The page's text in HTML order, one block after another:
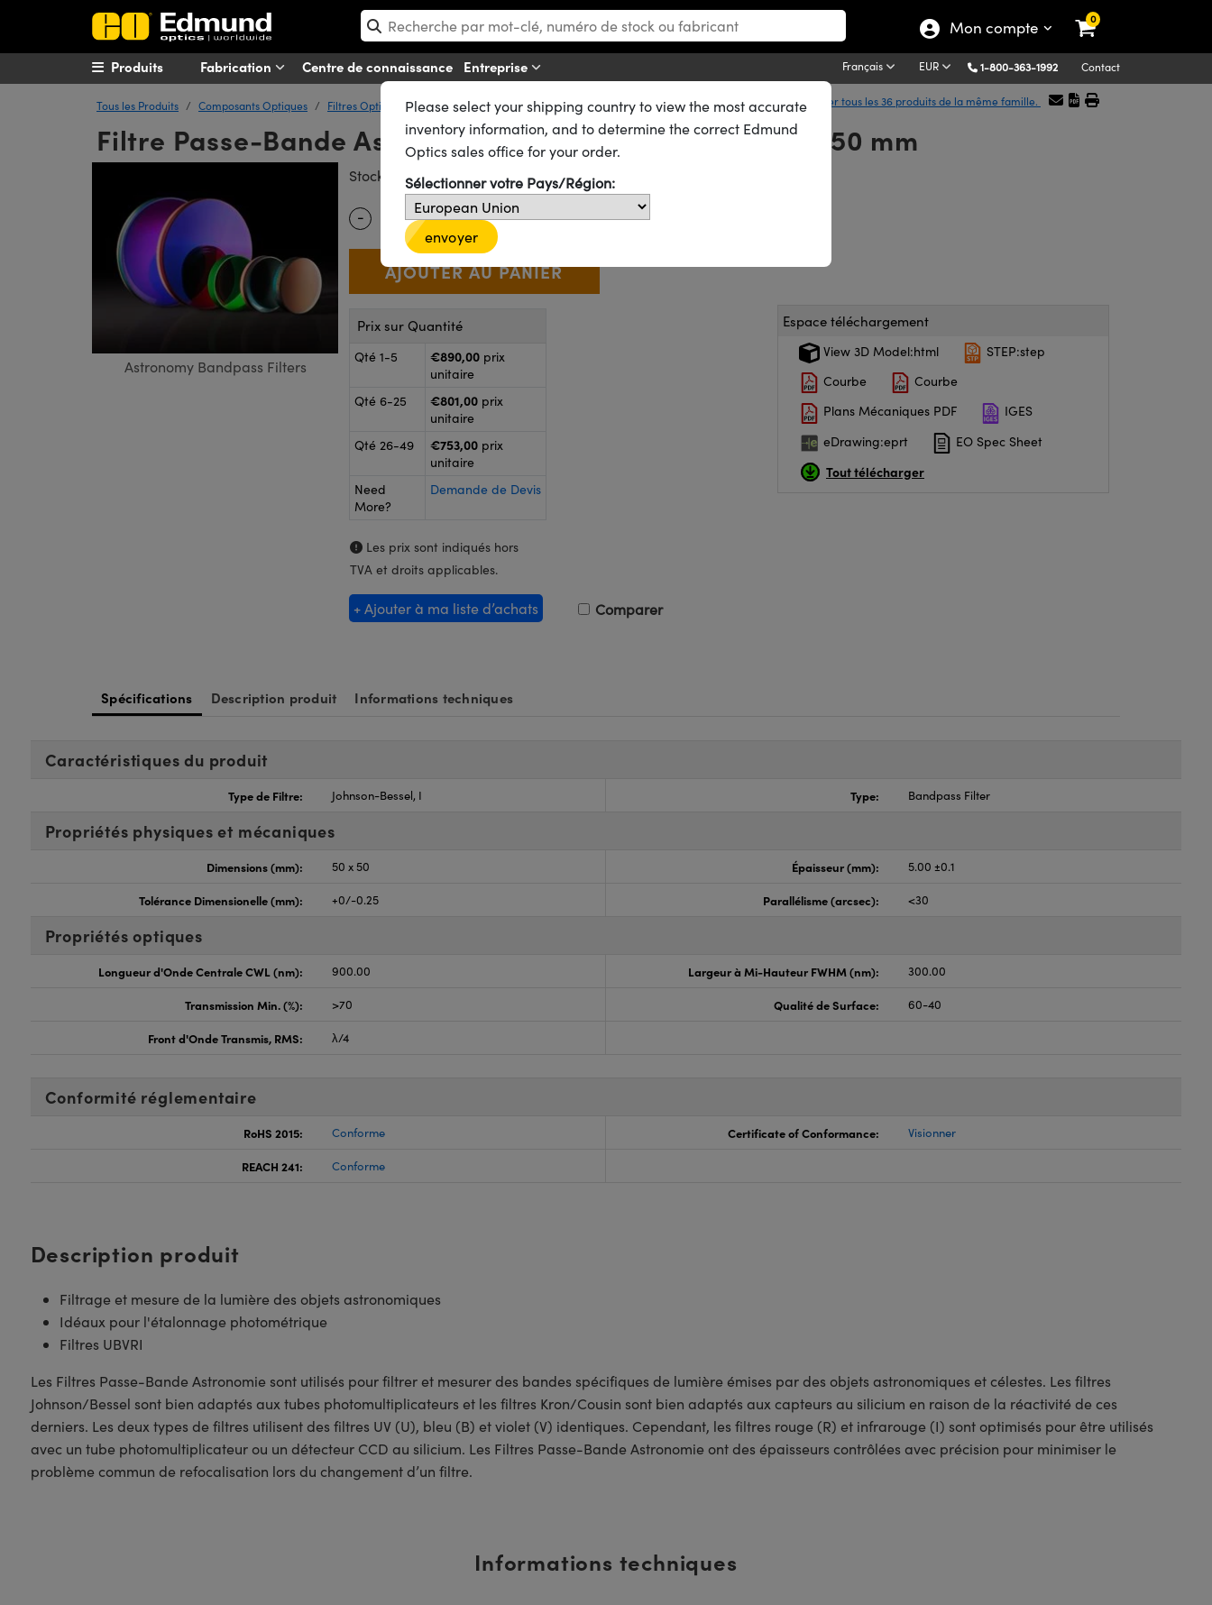
Mon compte 0
Fabrication Centre de connaissance Entreprise Français EUR 1-800-363-1992 Contact
Produits
Tous les Produits Composants Optiques Filtres Optiques Filtres Passe-Bande Filtres Passe-Bande Astronomie Afficher tous les 36 produits de la même famille.
Filtre Passe-Bande Astronomie, Johnson-Bessel, IR 50 x 50 mm
Astronomy Bandpass Filters
Stock #21-137 1 In Stock
Quantity Selector
- Use the plus and minus buttons to adjust the quantity.
+ €890
Prix sur Quantité
Qté 1-5 €890,00 prix
unitaire
Qté 6-25
€801,00 prix
unitaire
Qté 26-49
€753,00 prix
unitaire
Need
More?
Demande de Devis
Les prix sont indiqués hors
TVA et droits applicables.
+ Ajouter à ma liste d’achats Comparer
Espace téléchargement
View 3D Model:html
STEP:step
Courbe
Courbe
Plans Mécaniques PDF
IGES
eDrawing:eprt
EO Spec Sheet
Tout télécharger
Spécifications Description produit Informations techniques
Caractéristiques du produit
Type de Filtre: Johnson-Bessel, I Type: Bandpass Filter
Propriétés physiques et mécaniques
Dimensions (mm): 50 x 50 Épaisseur (mm): 5.00 ±0.1
Tolérance Dimensionelle (mm): +0/-0.25 Parallélisme (arcsec): <30
Propriétés optiques
Longueur d'Onde Centrale CWL (nm): 900.00 Largeur à Mi-Hauteur FWHM (nm): 300.00
Transmission Min. (%): >70 Qualité de Surface: 60-40
Front d'Onde Transmis, RMS: λ/4
Conformité réglementaire
RoHS 2015: Conforme Certificate of Conformance: Visionner
REACH 241: Conforme
Description produit
Filtrage et mesure de la lumière des objets astronomiques
Idéaux pour l'étalonnage photométrique
Filtres UBVRI
Les Filtres Passe-Bande Astronomie sont utilisés pour filtrer et mesurer des bandes spécifiques de lumière émises par des objets astronomiques et célestes. Les filtres
Johnson/Bessel sont bien adaptés aux tubes photomultiplicateurs et les filtres Kron/Cousin sont bien adaptés aux capteurs au silicium en raison de la réactivité de ces
derniers. Les deux types de filtres utilisent des filtres UV (U), bleu (B) et violet (V) identiques. Cependant, les filtres rouge (R) et infrarouge (I) sont optimisés pour être utilisés
avec un tube photomultiplicateur ou un détecteur CCD au silicium. Les Filtres Passe-Bande Astronomie ont des épaisseurs contrôlées avec précision pour minimiser le
problème commun de refocalisation lors du changement d’un filtre.
Informations techniques
Please select your shipping country to view the most accurate
inventory information, and to determine the correct Edmund
Optics sales office for your order.
Sélectionner votre Pays/Région:
envoyer